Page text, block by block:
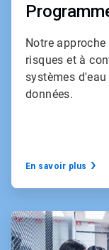
Notre
risques et à
systèmes
données.
En savoir plus
ArticleTile
3
de